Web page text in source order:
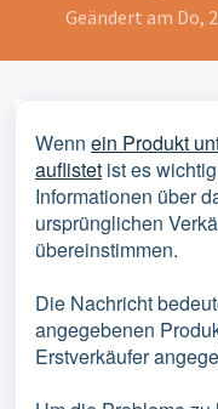
Geändert am Do,
Wenn ein Produkt
auflistet ist es
Informationen über
ursprünglichen
übereinstimmen.
Die Nachricht
angegebenen
Erstverkäufer